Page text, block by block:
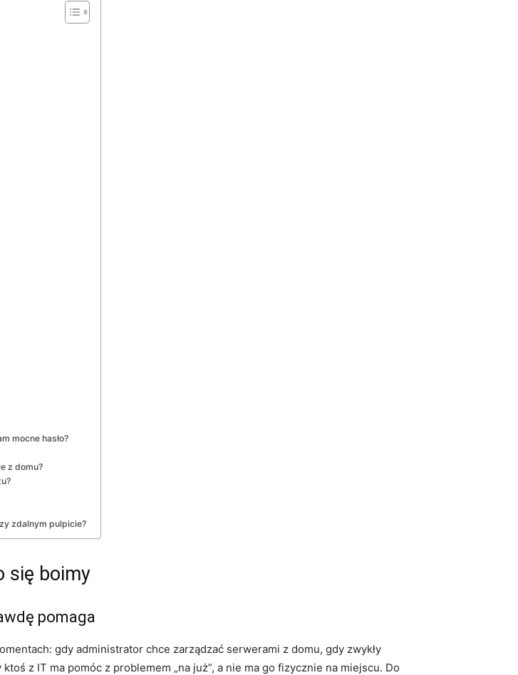
mocne hasło?
z domu?
zdalnym pulpicie?
się boimy
pomaga
gdy administrator chce zarządzać serwerami z domu, gdy zwykły
z IT ma pomóc z problemem „na już”, a nie ma go fizycznie na miejscu. Do